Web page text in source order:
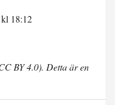
18:12
BY 4.0). Detta är en